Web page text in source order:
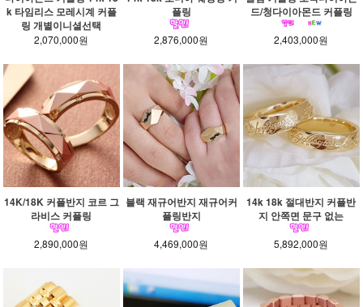
k 타임리스 모레시계 커플
링 개별이니셜선택
2,070,000원
플링
2,876,000원
드/청다이아몬드 커플링
2,403,000원
14K/18K 커플반지 코르 그
라비스 커플링
2,890,000원
블랙 재규어반지 재규어커
플링반지
4,469,000원
14k 18k 절대반지 커플반
지 안쪽면 문구 없는
5,892,000원